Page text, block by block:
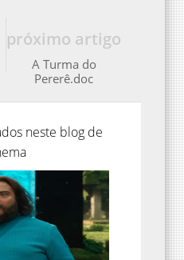
próximo artigo
A Turma do
Pererê.doc
neste blog de